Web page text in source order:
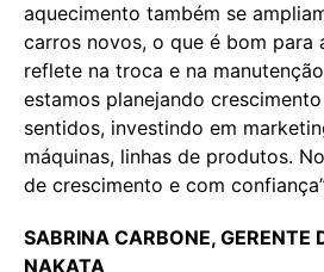
aquecimento também se
carros novos, o que é bom para
reflete na troca e na
estamos planejando
sentidos, investindo em
máquinas, linhas de produtos.
de crescimento e com
SABRINA CARBONE, GERENTE
NAKATA